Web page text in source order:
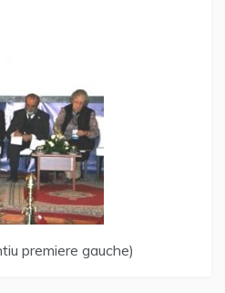
premiere gauche)